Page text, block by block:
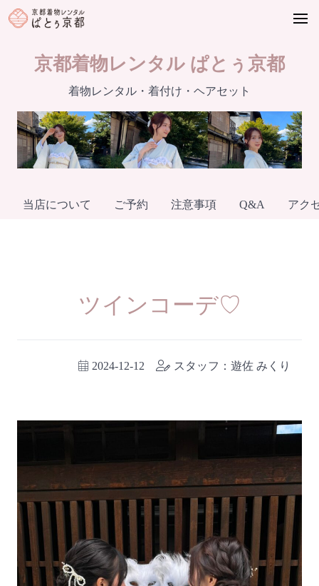
Skip
京都着物レンタル ぱとぅ京都
着物レンタル・着付け・ヘアセット
当店について ご予約 注意事項 Q&A アク
ツインコーデ♡
2024-12-12 スタッフ：遊佐 みくり